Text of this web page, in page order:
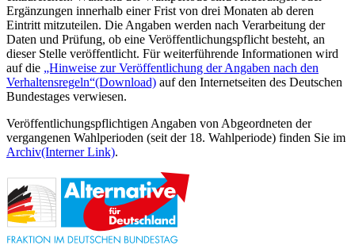
Ergänzungen innerhalb einer Frist von drei Monaten ab deren
Eintritt mitzuteilen. Die Angaben werden nach Verarbeitung der
Daten und Prüfung, ob eine Veröffentlichungspflicht besteht, an
dieser Stelle veröffentlicht. Für weiterführende Informationen wird
auf die „Hinweise zur Veröffentlichung der Angaben nach den
Verhaltensregeln“(Download) auf den Internetseiten des Deutschen
Bundestages verwiesen.
Veröffentlichungspflichtigen Angaben von Abgeordneten der
vergangenen Wahlperioden (seit der 18. Wahlperiode) finden Sie im
Archiv(Interner Link).